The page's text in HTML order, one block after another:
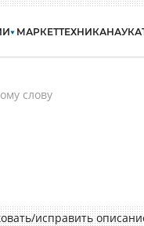
МАРКЕТТЕХНИКАНАУКА
слову
исправить